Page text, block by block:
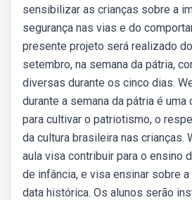
sensibilizar as crianças sobre a
segurança nas vias e do
presente projeto será realizado
setembro, na semana da pátria,
diversas durante os cinco dias.
durante a semana da pátria é uma
para cultivar o patriotismo, o
da cultura brasileira nas crianças.
aula visa contribuir para o ensino
de infância, e visa ensinar sobre
data histórica. Os alunos serão